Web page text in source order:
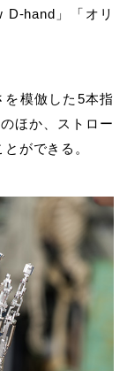
D-hand」「オリ
を模倣した5本指
ほか、ストロー
ができる。